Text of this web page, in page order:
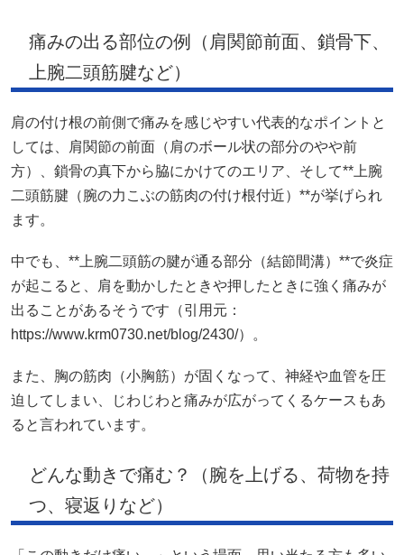
痛みの出る部位の例（肩関節前面、鎖骨下、
上腕二頭筋腱など）
肩の付け根の前側で痛みを感じやすい代表的なポイントと
しては、肩関節の前面（肩のボール状の部分のやや前
方）、鎖骨の真下から脇にかけてのエリア、そして**上腕
二頭筋腱（腕の力こぶの筋肉の付け根付近）**が挙げられ
ます。
中でも、**上腕二頭筋の腱が通る部分（結節間溝）**で炎症
が起こると、肩を動かしたときや押したときに強く痛みが
出ることがあるそうです（引用元：
https://www.krm0730.net/blog/2430/）。
また、胸の筋肉（小胸筋）が固くなって、神経や血管を圧
迫してしまい、じわじわと痛みが広がってくるケースもあ
ると言われています。
どんな動きで痛む？（腕を上げる、荷物を持
つ、寝返りなど）